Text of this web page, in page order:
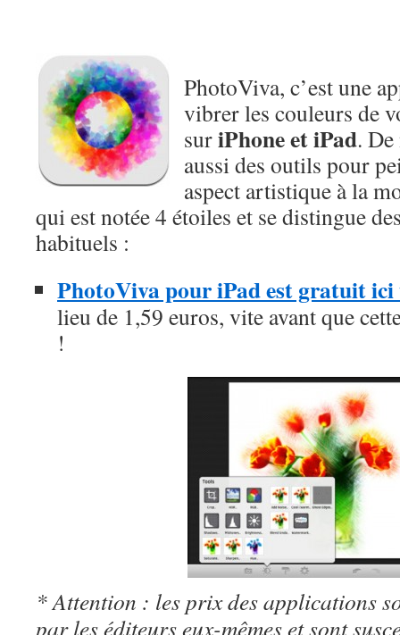
PhotoViva, c’est une
vibrer les couleurs de
suriPhone et iPad.
aussi des outils pour
aspect artistique à la
qui est notée 4 étoiles et se distingue
habituels :
PhotoViva pour iPad est gratuit
lieu de 1,59 euros, vite avant que
!
* Attention : les prix des applications
par les éditeurs eux-mêmes et sont